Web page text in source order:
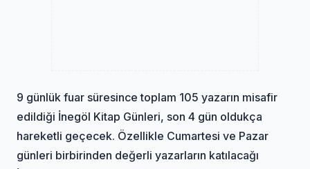
9 günlük fuar süresince toplam 105 yazarın misafir
edildiği İnegöl Kitap Günleri, son 4 gün oldukça
hareketli geçecek. Özellikle Cumartesi ve Pazar
günleri birbirinden değerli yazarların katılacağı